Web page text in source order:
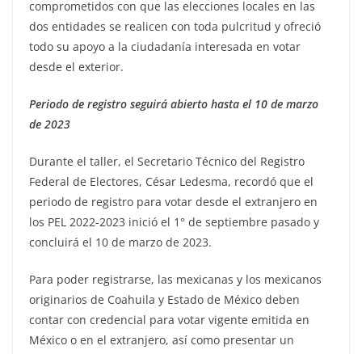
comprometidos con que las elecciones locales en las
dos entidades se realicen con toda pulcritud y ofreció
todo su apoyo a la ciudadanía interesada en votar
desde el exterior.
Periodo de registro seguirá abierto hasta el 10 de marzo
de 2023
Durante el taller, el Secretario Técnico del Registro
Federal de Electores, César Ledesma, recordó que el
periodo de registro para votar desde el extranjero en
los PEL 2022-2023 inició el 1° de septiembre pasado y
concluirá el 10 de marzo de 2023.
Para poder registrarse, las mexicanas y los mexicanos
originarios de Coahuila y Estado de México deben
contar con credencial para votar vigente emitida en
México o en el extranjero, así como presentar un